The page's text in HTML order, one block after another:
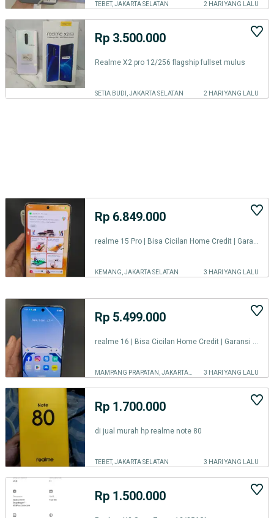
TEBET, JAKARTA SELATAN 2 HARI YANG LALU
Rp 3.500.000
Realme X2 pro 12/256 flagship fullset mulus
SETIA BUDI, JAKARTA SELATAN 2 HARI YANG LALU
Rp 6.849.000
KEMANG, JAKARTA SELATAN 3 HARI YANG LALU
Rp 5.499.000
3 HARI YANG LALU
Rp 1.700.000
di jual murah hp realme note 80
TEBET, JAKARTA SELATAN 3 HARI YANG LALU
Rp 1.500.000